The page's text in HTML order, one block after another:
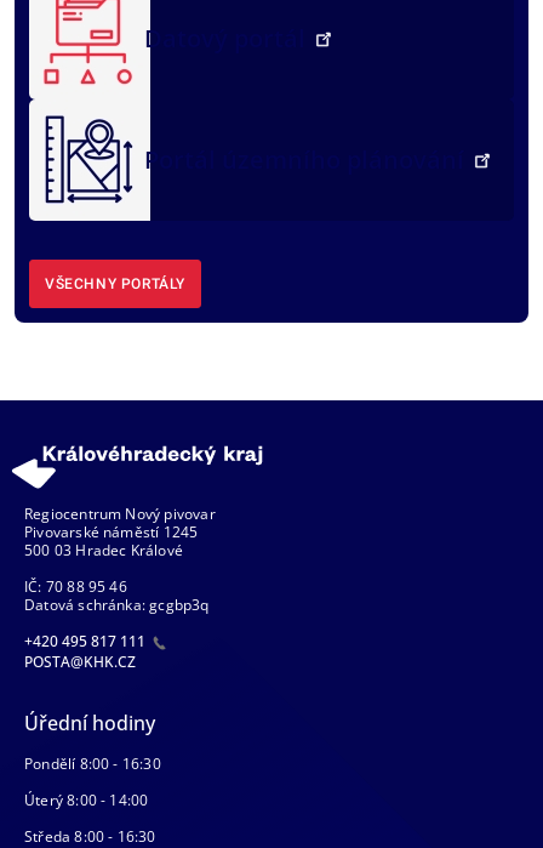
Datový portál
Portál územního plánování
VŠECHNY PORTÁLY
Regiocentrum Nový pivovar
Pivovarské náměstí 1245
500 03 Hradec Králové
IČ: 70 88 95 46
Datová schránka: gcgbp3q
+420 495 817 111
POSTA@KHK.CZ
Úřední hodiny
Pondělí 8:00 - 16:30
Úterý 8:00 - 14:00
Středa 8:00 - 16:30